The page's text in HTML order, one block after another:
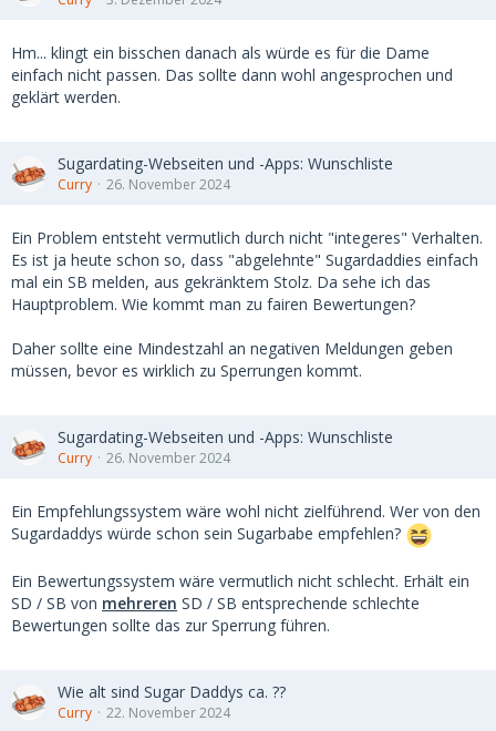
Hm... klingt ein bisschen danach als würde es für die Dame
einfach nicht passen. Das sollte dann wohl angesprochen und
geklärt werden.
Sugardating-Webseiten und -Apps: Wunschliste
Curry 26. November 2024
Ein Problem entsteht vermutlich durch nicht "integeres" Verhalten.
Es ist ja heute schon so, dass "abgelehnte" Sugardaddies einfach
mal ein SB melden, aus gekränktem Stolz. Da sehe ich das
Hauptproblem. Wie kommt man zu fairen Bewertungen?
Daher sollte eine Mindestzahl an negativen Meldungen geben
müssen, bevor es wirklich zu Sperrungen kommt.
Sugardating-Webseiten und -Apps: Wunschliste
Curry 26. November 2024
Ein Empfehlungssystem wäre wohl nicht zielführend. Wer von den
Sugardaddys würde schon sein Sugarbabe empfehlen?
Ein Bewertungssystem wäre vermutlich nicht schlecht. Erhält ein
SD / SB von mehreren SD / SB entsprechende schlechte
Bewertungen sollte das zur Sperrung führen.
Wie alt sind Sugar Daddys ca. ??
Curry 22. November 2024